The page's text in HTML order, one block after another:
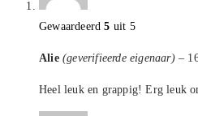
Gewaardeerd5 uit 5
Alie (geverifieerde eigenaar) –
Heel leuk en grappig! Erg leuk